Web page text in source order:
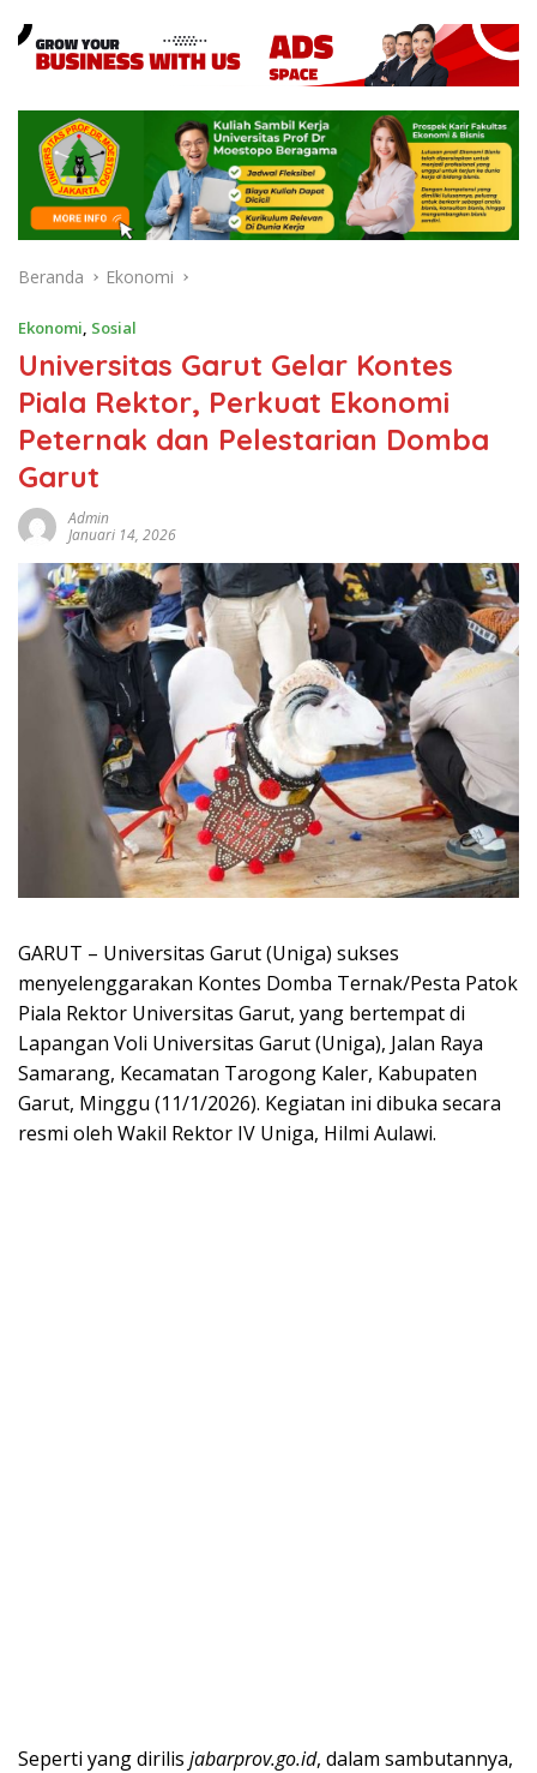
Beranda Ekonomi
Ekonomi, Sosial
Universitas Garut Gelar Kontes
Piala Rektor, Perkuat Ekonomi
Peternak dan Pelestarian Domba
Garut
Admin
Januari 14, 2026
GARUT – Universitas Garut (Uniga) sukses
menyelenggarakan Kontes Domba Ternak/Pesta Patok
Piala Rektor Universitas Garut, yang bertempat di
Lapangan Voli Universitas Garut (Uniga), Jalan Raya
Samarang, Kecamatan Tarogong Kaler, Kabupaten
Garut, Minggu (11/1/2026). Kegiatan ini dibuka secara
resmi oleh Wakil Rektor IV Uniga, Hilmi Aulawi.
Seperti yang dirilis jabarprov.go.id, dalam sambutannya,